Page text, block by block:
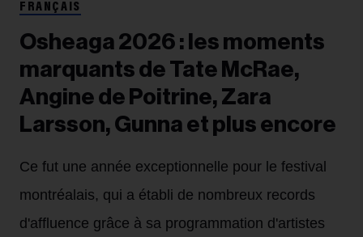
FRANÇAIS
Osheaga 2026 : les moments
marquants de Tate McRae,
Angine de Poitrine, Zara
Larsson, Gunna et plus encore
Ce fut une année exceptionnelle pour le festival
montréalais, qui a établi de nombreux records
d'affluence grâce à sa programmation d'artistes